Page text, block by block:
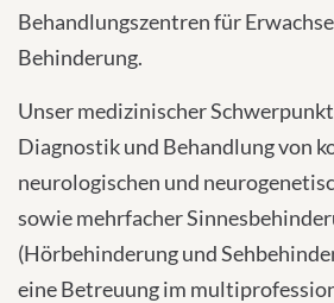
Behandlungszentren für
Behinderung.
Unser medizinischer
Diagnostik und Behandlung von
neurologischen und
sowie mehrfacher
(Hörbehinderung und
eine Betreuung im